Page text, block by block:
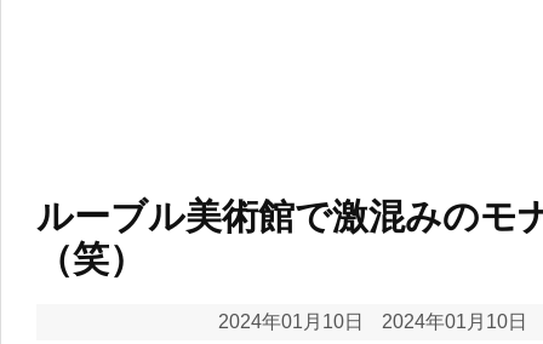
ルーブル美術館で激混みのモ
（笑）
2024年01月10日 2024年01月10日